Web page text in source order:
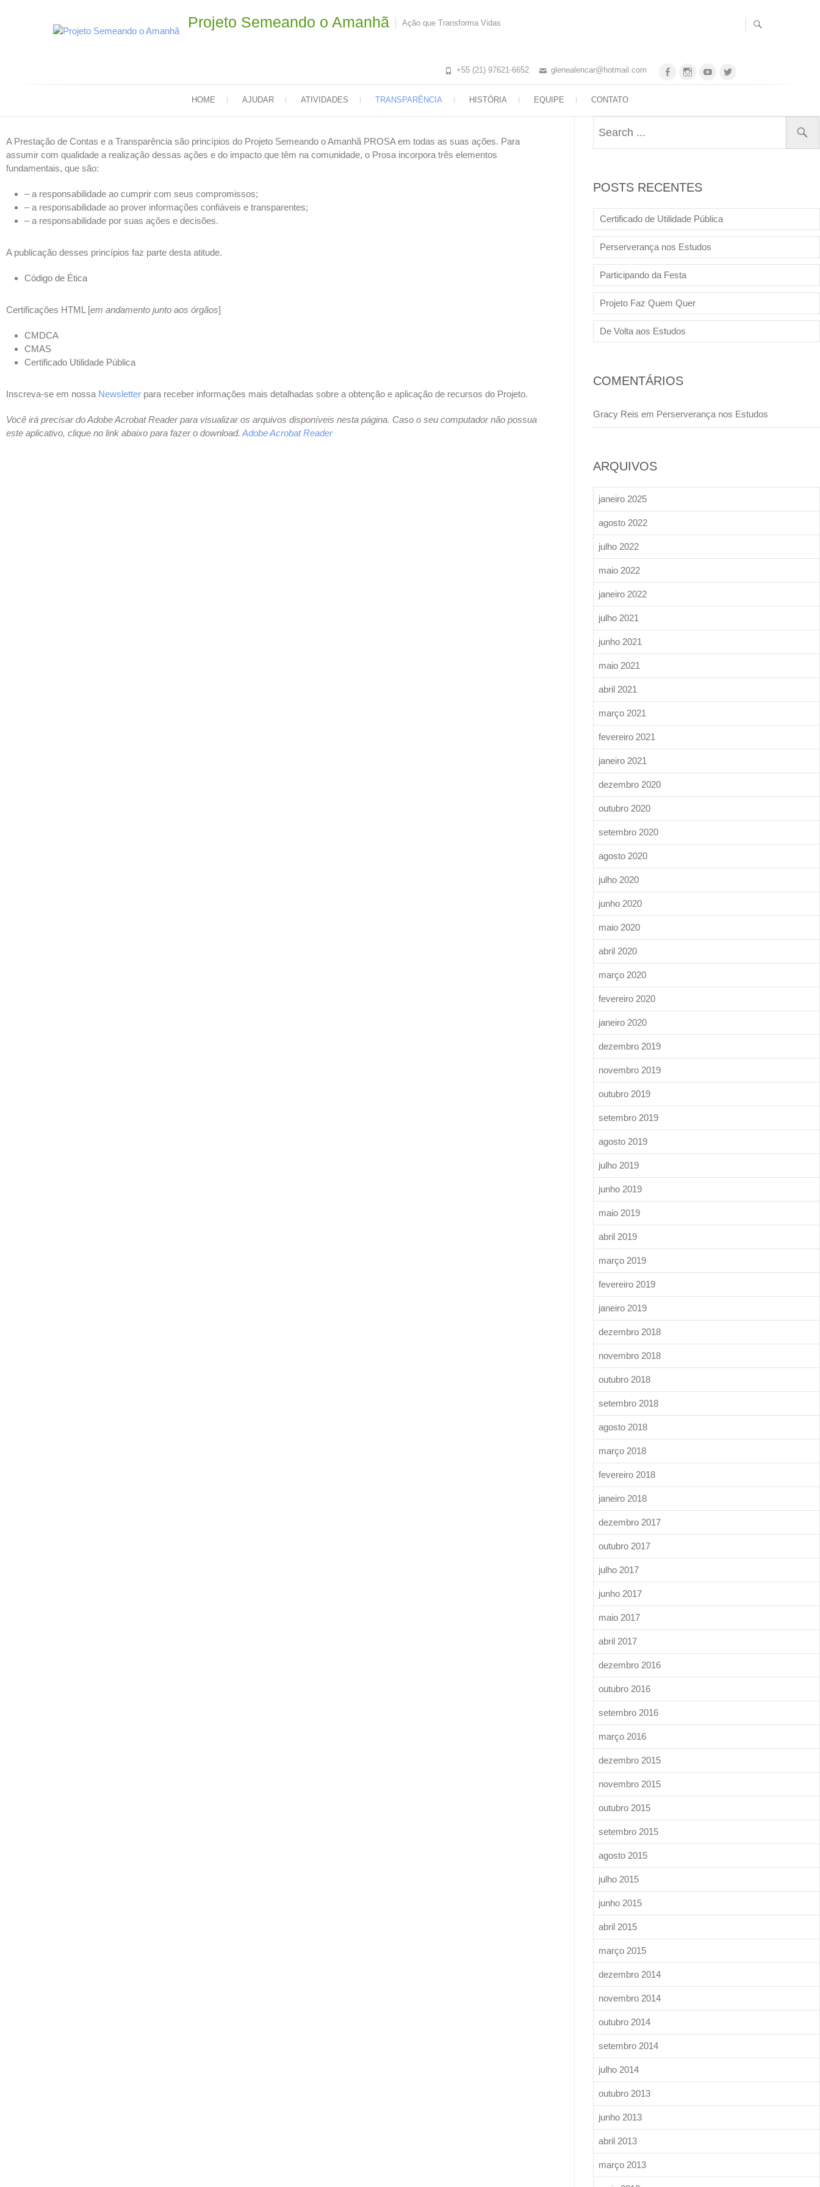
Projeto Semeando o Amanhã Ação que Transforma Vidas
+55 (21) 97621-6652 glenealencar@hotmail.com
HOME AJUDAR ATIVIDADES TRANSPARÊNCIA HISTÓRIA EQUIPE CONTATO
A Prestação de Contas e a Transparência são princípios do Projeto Semeando o Amanhã PROSA em todas as suas ações. Para
assumir com qualidade a realização dessas ações e do impacto que têm na comunidade, o Prosa incorpora três elementos
fundamentais, que são:
– a responsabilidade ao cumprir com seus compromissos;
– a responsabilidade ao prover informações confiáveis e transparentes;
– a responsabilidade por suas ações e decisões.
A publicação desses princípios faz parte desta atitude.
Código de Ética
Certificações HTML [em andamento junto aos órgãos]
CMDCA
CMAS
Certificado Utilidade Pública
Inscreva-se em nossa Newsletter para receber informações mais detalhadas sobre a obtenção e aplicação de recursos do Projeto.
Você irá precisar do Adobe Acrobat Reader para visualizar os arquivos disponíveis nesta página. Caso o seu computador não possua
este aplicativo, clique no link abaixo para fazer o download. Adobe Acrobat Reader
POSTS RECENTES
Certificado de Utilidade Pública
Perserverança nos Estudos
Participando da Festa
Projeto Faz Quem Quer
De Volta aos Estudos
COMENTÁRIOS
Gracy Reis em Perserverança nos Estudos
ARQUIVOS
janeiro 2025
agosto 2022
julho 2022
maio 2022
janeiro 2022
julho 2021
junho 2021
maio 2021
abril 2021
março 2021
fevereiro 2021
janeiro 2021
dezembro 2020
outubro 2020
setembro 2020
agosto 2020
julho 2020
junho 2020
maio 2020
abril 2020
março 2020
fevereiro 2020
janeiro 2020
dezembro 2019
novembro 2019
outubro 2019
setembro 2019
agosto 2019
julho 2019
junho 2019
maio 2019
abril 2019
março 2019
fevereiro 2019
janeiro 2019
dezembro 2018
novembro 2018
outubro 2018
setembro 2018
agosto 2018
março 2018
fevereiro 2018
janeiro 2018
dezembro 2017
outubro 2017
julho 2017
junho 2017
maio 2017
abril 2017
dezembro 2016
outubro 2016
setembro 2016
março 2016
dezembro 2015
novembro 2015
outubro 2015
setembro 2015
agosto 2015
julho 2015
junho 2015
abril 2015
março 2015
dezembro 2014
novembro 2014
outubro 2014
setembro 2014
julho 2014
outubro 2013
junho 2013
abril 2013
março 2013